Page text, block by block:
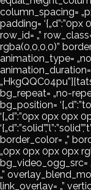
column_spacing=
padding= ‘{„d”:”0px
row_id= „”
rgba(0,0,0,0)”
animation_type=
animation_duration=
bg_repeat= „no-
bg_position=
‘{„d”:”0px 0px 0px
border_color= „”
„0px 0px 0px 0px
bg_video_ogg_src=
„”
link_overlay= „”